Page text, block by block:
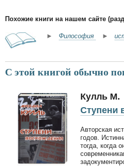
Похожие книги на нашем сайте
► Философия ►
С этой книгой обычно
Кулль М.
Ступени
Авторская
годов.
тогда, когда